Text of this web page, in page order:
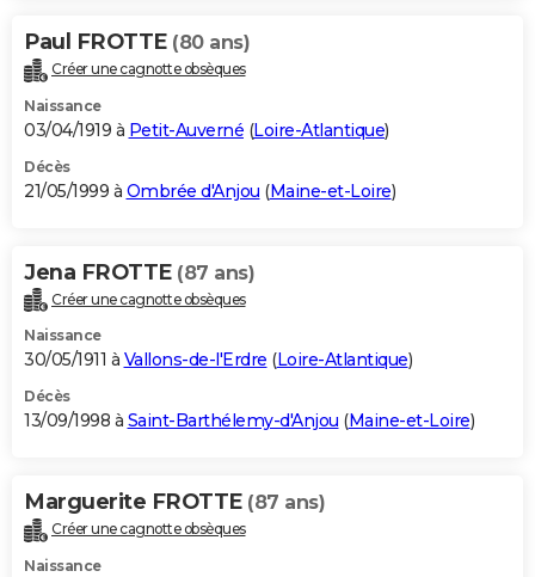
Paul FROTTE (80 ans)
Créer une cagnotte obsèques
Naissance
03/04/1919 à Petit-Auverné (Loire-Atlantique)
Décès
21/05/1999 à Ombrée d'Anjou (Maine-et-Loire)
Jena FROTTE (87 ans)
Créer une cagnotte obsèques
Naissance
30/05/1911 à Vallons-de-l'Erdre (Loire-Atlantique)
Décès
13/09/1998 à Saint-Barthélemy-d'Anjou (Maine-et-Loire)
Marguerite FROTTE (87 ans)
Créer une cagnotte obsèques
Naissance